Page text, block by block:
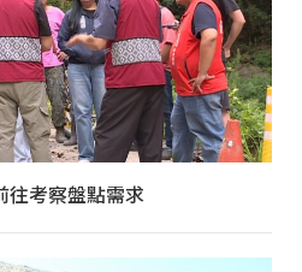
往考察盤點需求